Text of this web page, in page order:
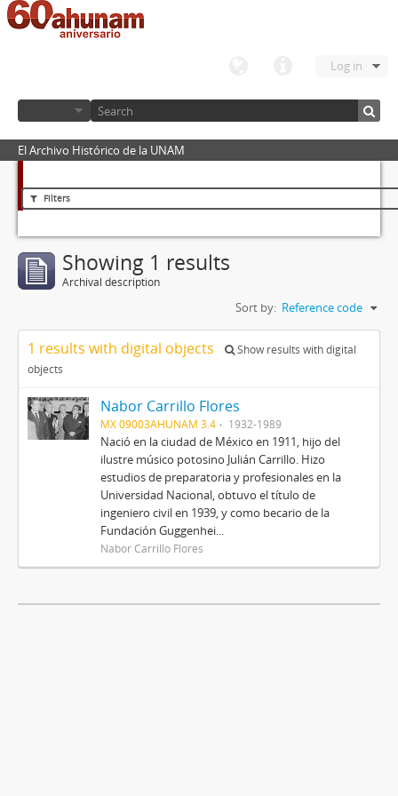
Log in
El Archivo Histórico de la UNAM
Filters
Showing 1 results
Archival description
Sort by: Reference code
1 results with digital objects
Show results with digital
objects
Nabor Carrillo Flores
MX 09003AHUNAM 3.4 1932-1989
Nació en la ciudad de México en 1911, hijo del
ilustre músico potosino Julián Carrillo. Hizo
estudios de preparatoria y profesionales en la
Universidad Nacional, obtuvo el título de
ingeniero civil en 1939, y como becario de la
Fundación Guggenhei...
Nabor Carrillo Flores